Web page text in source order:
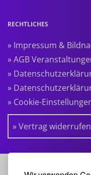
RECHTLICHES
» Impressum &
» AGB
»
»
» Cookie-
» Vertrag widerrufen
KOOPERATIONSPARTNER: